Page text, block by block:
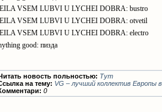
VSEM LUBVI U LYCHEI DOBRA: bustro
VSEM LUBVI U LYCHEI DOBRA: otvetil
VSEM LUBVI U LYCHEI DOBRA: electro
good: пизда
новость польностью: Тут
на тему: VG – лучший коллектив Европы
0